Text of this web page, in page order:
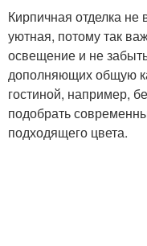
Кирпичная отделка не
уютная, потому так
освещение и не
дополняющих общую
гостиной, например,
подобрать
подходящего цвета.